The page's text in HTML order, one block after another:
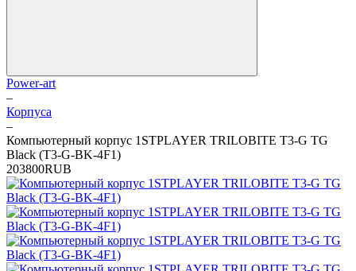
Power-art
–
Корпуса
–
Компьютерный корпус 1STPLAYER TRILOBITE T3-G TG
Black (T3-G-BK-4F1)
203800RUB